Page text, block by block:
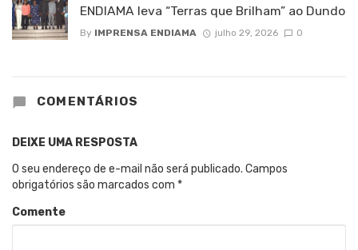
ENDIAMA leva “Terras que Brilham” ao Dundo
By IMPRENSA ENDIAMA julho 29, 2026 0
COMENTÁRIOS
DEIXE UMA RESPOSTA
O seu endereço de e-mail não será publicado. Campos
obrigatórios são marcados com *
Comente